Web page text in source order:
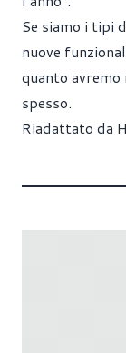
Se siamo i tipi
nuove
quanto
spesso.
Riadattato da